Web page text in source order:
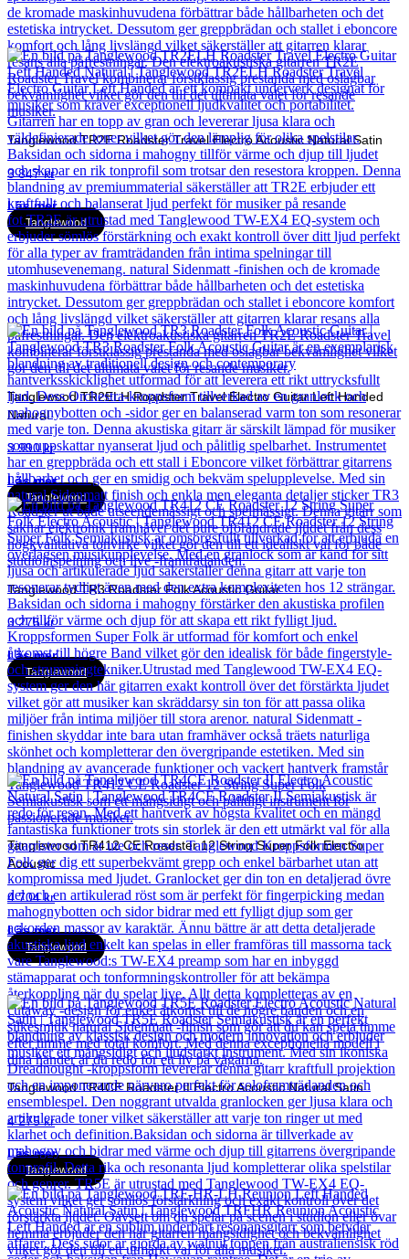
Tanglewood TR2E Roadster Travel Electro Acoustic Natural Satin
3 847kr
Läs mer
Tanglewood
Tanglewood TR2ELH Roadster Travel Electro Guitar Left Handed
Natural
3 990kr
Läs mer
Tanglewood
Tanglewood TR3 Roadster Folk Acoustic Guitar
3 275kr
Läs mer
Tanglewood
Tanglewood TR412 CE Roadster 12 String Super Folk Electro
Acoustic
4 704kr
Läs mer
Tanglewood
Tanglewood TR4CE Roadster II Electro Acoustic Natural Satin
4 275kr
Läs mer
Tanglewood